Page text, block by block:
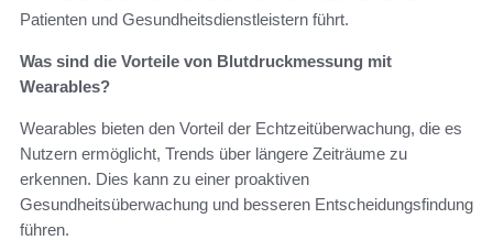
Patienten und Gesundheitsdienstleistern führt.
Was sind die Vorteile von Blutdruckmessung mit
Wearables?
Wearables bieten den Vorteil der Echtzeitüberwachung, die es
Nutzern ermöglicht, Trends über längere Zeiträume zu
erkennen. Dies kann zu einer proaktiven
Gesundheitsüberwachung und besseren Entscheidungsfindung
führen.